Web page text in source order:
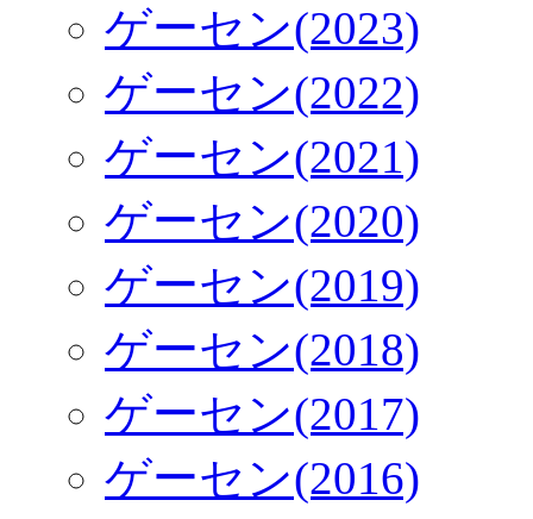
ゲーセン(2023)
ゲーセン(2022)
ゲーセン(2021)
ゲーセン(2020)
ゲーセン(2019)
ゲーセン(2018)
ゲーセン(2017)
ゲーセン(2016)